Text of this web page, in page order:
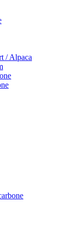
/ Alpaca